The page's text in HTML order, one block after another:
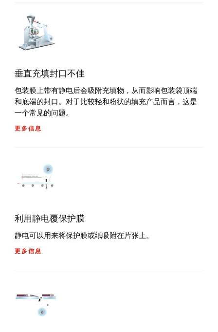
垂直充填封口不佳
包装膜上带有静电后会吸附充填物，从而影响包装袋顶端
和底端的封口。对于比较轻和粉状的填充产品而言，这是
一个常见的问题。
更多信息
利用静电覆保护膜
静电可以用来将保护膜或纸吸附在片张上。
更多信息